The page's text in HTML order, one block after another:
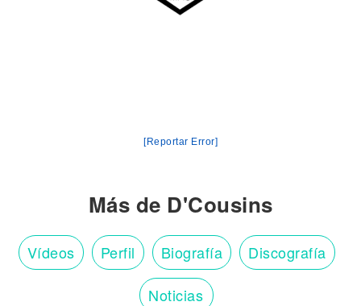
[Reportar Error]
Más de D'Cousins
Vídeos Perfil Biografía Discografía
Noticias